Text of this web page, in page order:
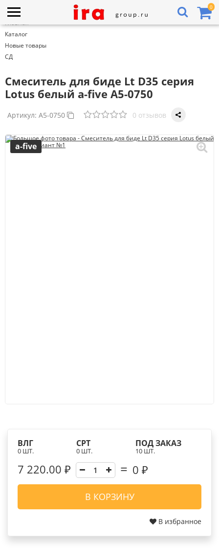
0
Главная
Каталог
Новые товары
СД
Смеситель для биде Lt D35 серия
Lotus белый a-five A5-0750
Артикул: A5-0750 0 отзывов
a-five
ВЛГ
0 ШТ.
СРТ
0 ШТ.
ПОД ЗАКАЗ
10 ШТ.
7 220.00 ₽ 0 ₽
В КОРЗИНУ
В избранное